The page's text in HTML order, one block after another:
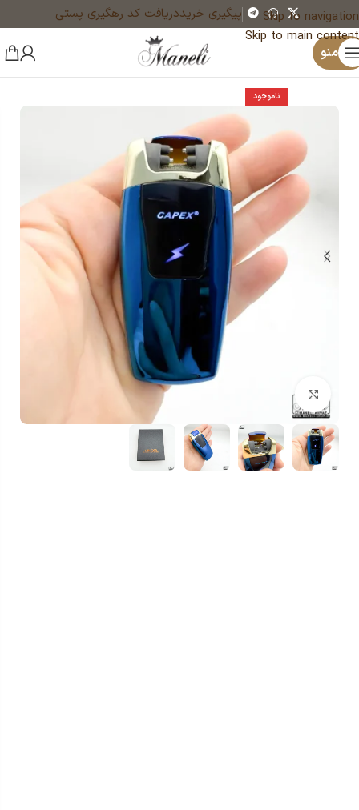
Skip to navigation
Skip to main content
پیگیری خریددریافت کد رهگیری پستی
منو
خانه فندک
ناموجود
بزرگنمایی تصویر
×